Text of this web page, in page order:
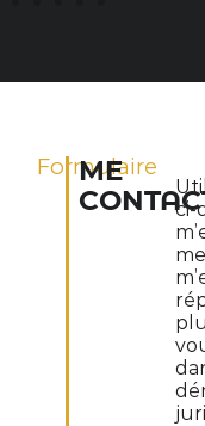
Formulaire
ME